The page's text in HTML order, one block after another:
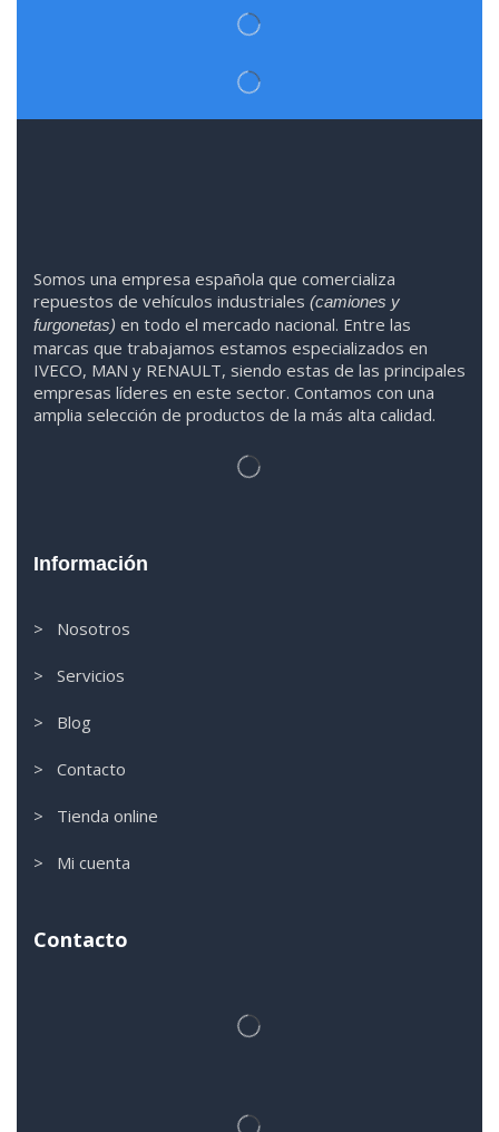
Somos una empresa española que comercializa
repuestos de vehículos industriales (camiones y
furgonetas) en todo el mercado nacional. Entre las
marcas que trabajamos estamos especializados en
IVECO, MAN y RENAULT, siendo estas de las principales
empresas líderes en este sector. Contamos con una
amplia selección de productos de la más alta calidad.
Información
> Nosotros
> Servicios
> Blog
> Contacto
> Tienda online
> Mi cuenta
Contacto